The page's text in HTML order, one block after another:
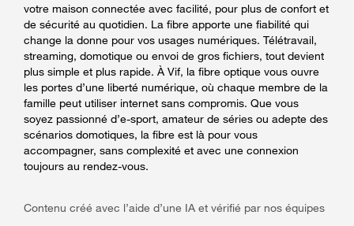
votre maison connectée avec facilité, pour plus de confort et
de sécurité au quotidien. La fibre apporte une fiabilité qui
change la donne pour vos usages numériques. Télétravail,
streaming, domotique ou envoi de gros fichiers, tout devient
plus simple et plus rapide. À Vif, la fibre optique vous ouvre
les portes d’une liberté numérique, où chaque membre de la
famille peut utiliser internet sans compromis. Que vous
soyez passionné d’e-sport, amateur de séries ou adepte des
scénarios domotiques, la fibre est là pour vous
accompagner, sans complexité et avec une connexion
toujours au rendez-vous.
Contenu créé avec l’aide d’une IA et vérifié par nos équipes